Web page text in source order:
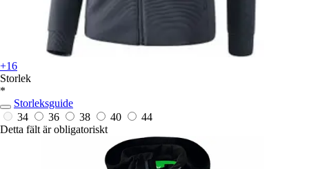
+16
Storlek
*
Storleksguide
34
36 38 40
44
Detta fält är obligatoriskt